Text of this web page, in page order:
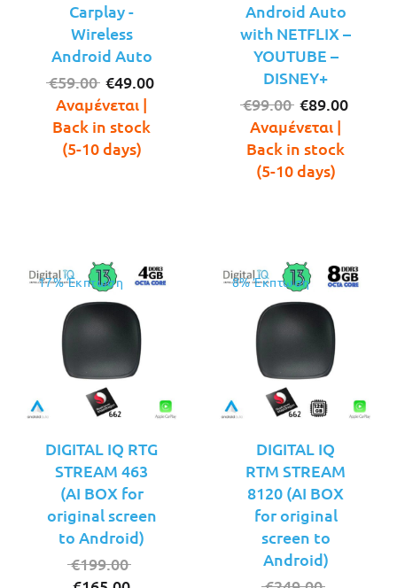
Carplay -
Wireless
Android Auto
€59.00 Original
price
was:
€59.00.
€49.00
Αναμένεται |
Back in stock
(5-10 days)
Android Auto
with NETFLIX –
YOUTUBE –
DISNEY+
€99.00 Original
price
was:
€99.00.
€89.00
Αναμένεται |
Back in stock
(5-10 days)
17% Έκπτωση
DIGITAL IQ RTG
STREAM 463
(AI BOX for
original screen
to Android)
€199.00
8% Έκπτωση
DIGITAL IQ
RTM STREAM
8120 (AI BOX
for original
screen to
Android)